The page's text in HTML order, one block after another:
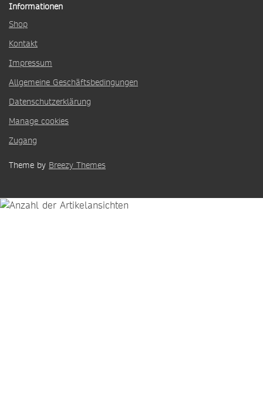
Informationen
Shop
Kontakt
Impressum
Allgemeine Geschäftsbedingungen
Datenschutzerklärung
Manage cookies
Zugang
Theme by Breezy Themes